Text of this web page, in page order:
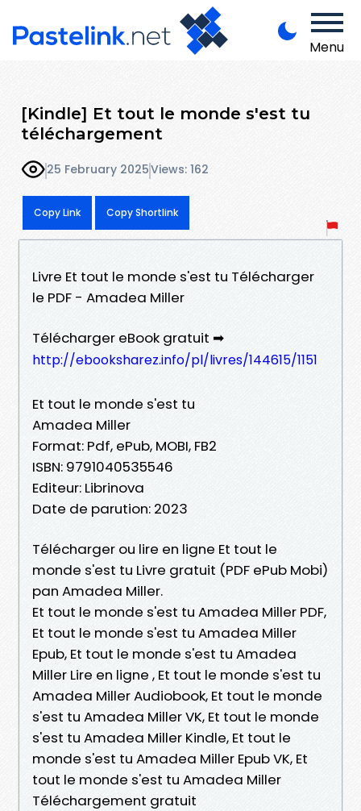
Menu
[Kindle] Et tout le monde s'est tu
téléchargement
25 February 2025Views: 162
Copy Link Copy Shortlink
Livre Et tout le monde s'est tu Télécharger
le PDF - Amadea Miller
Télécharger eBook gratuit ➡
http://ebooksharez.info/pl/livres/144615/1151
Et tout le monde s'est tu
Amadea Miller
Format: Pdf, ePub, MOBI, FB2
ISBN: 9791040535546
Editeur: Librinova
Date de parution: 2023
Télécharger ou lire en ligne Et tout le
monde s'est tu Livre gratuit (PDF ePub Mobi)
pan Amadea Miller.
Et tout le monde s'est tu Amadea Miller PDF,
Et tout le monde s'est tu Amadea Miller
Epub, Et tout le monde s'est tu Amadea
Miller Lire en ligne , Et tout le monde s'est tu
Amadea Miller Audiobook, Et tout le monde
s'est tu Amadea Miller VK, Et tout le monde
s'est tu Amadea Miller Kindle, Et tout le
monde s'est tu Amadea Miller Epub VK, Et
tout le monde s'est tu Amadea Miller
Téléchargement gratuit